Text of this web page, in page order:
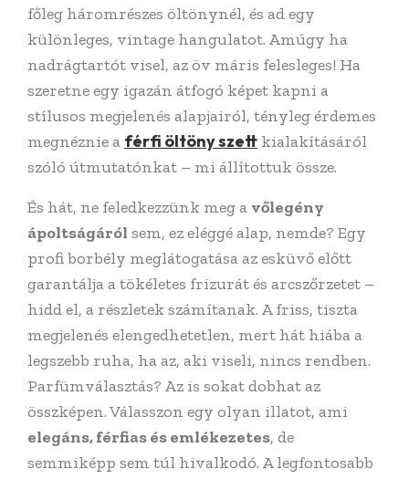
főleg háromrészes öltönynél, és ad egy
különleges, vintage hangulatot. Amúgy ha
nadrágtartót visel, az öv máris felesleges! Ha
szeretne egy igazán átfogó képet kapni a
stílusos megjelenés alapjairól, tényleg érdemes
megnéznie a férfi öltöny szett kialakításáról
szóló útmutatónkat – mi állítottuk össze.
És hát, ne feledkezzünk meg a vőlegény
ápoltságáról sem, ez eléggé alap, nemde? Egy
profi borbély meglátogatása az esküvő előtt
garantálja a tökéletes frizurát és arcszőrzetet –
hidd el, a részletek számítanak. A friss, tiszta
megjelenés elengedhetetlen, mert hát hiába a
legszebb ruha, ha az, aki viseli, nincs rendben.
Parfümválasztás? Az is sokat dobhat az
összképen. Válasszon egy olyan illatot, ami
elegáns, férfias és emlékezetes, de
semmiképp sem túl hivalkodó. A legfontosabb